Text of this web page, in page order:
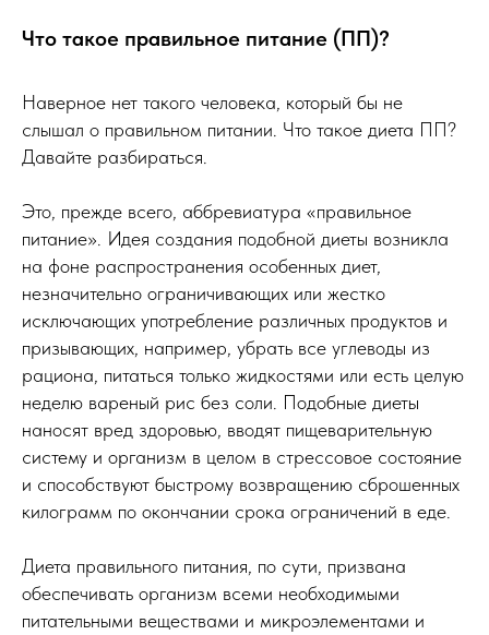
Что такое правильное питание (ПП)?
Наверное нет такого человека, который бы не
слышал о правильном питании. Что такое диета ПП?
Давайте разбираться.
Это, прежде всего, аббревиатура «правильное
питание». Идея создания подобной диеты возникла
на фоне распространения особенных диет,
незначительно ограничивающих или жестко
исключающих употребление различных продуктов и
призывающих, например, убрать все углеводы из
рациона, питаться только жидкостями или есть целую
неделю вареный рис без соли. Подобные диеты
наносят вред здоровью, вводят пищеварительную
систему и организм в целом в стрессовое состояние
и способствуют быстрому возвращению сброшенных
килограмм по окончании срока ограничений в еде.
Диета правильного питания, по сути, призвана
обеспечивать организм всеми необходимыми
питательными веществами и микроэлементами и